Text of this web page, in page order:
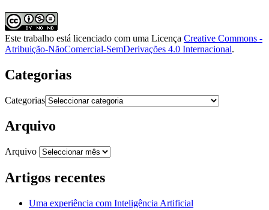
Este trabalho está licenciado com uma Licença Creative Commons -
Atribuição-NãoComercial-SemDerivações 4.0 Internacional.
Categorias
Categorias
Arquivo
Arquivo
Artigos recentes
Uma experiência com Inteligência Artificial